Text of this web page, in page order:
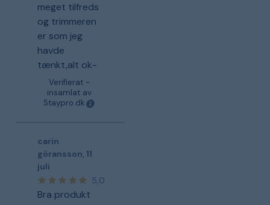
meget tilfreds
og trimmeren
er som jeg
havde
tænkt,alt ok-
Verifierat -
insamlat av
Staypro.dk
carin
göransson, 11
juli
5,0
Bra produkt